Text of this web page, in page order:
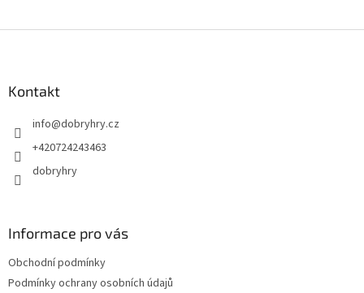
Kontakt
info@dobryhry.cz
+420724243463
dobryhry
Informace pro vás
Obchodní podmínky
Podmínky ochrany osobních údajů